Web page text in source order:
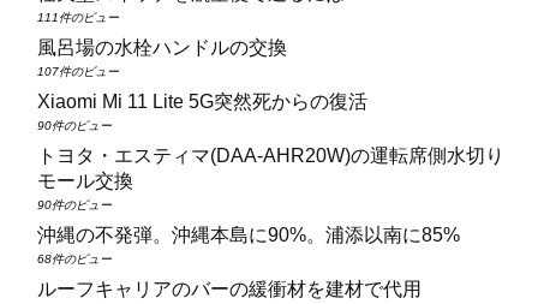
111件のビュー
風呂場の水栓ハンドルの交換
107件のビュー
Xiaomi Mi 11 Lite 5G突然死からの復活
90件のビュー
トヨタ・エスティマ(DAA‑AHR20W)の運転席側水切り
モール交換
90件のビュー
沖縄の不発弾。沖縄本島に90%。浦添以南に85%
68件のビュー
ルーフキャリアのバーの緩衝材を建材で代用